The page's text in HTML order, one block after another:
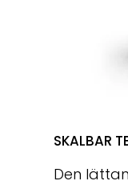
SKALBAR
Den